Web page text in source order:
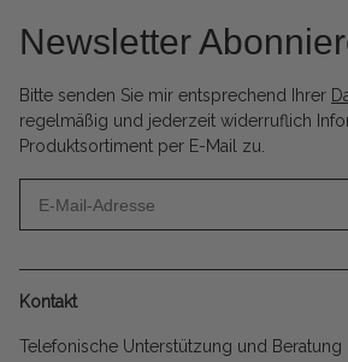
Newsletter
Bitte senden Sie mir entsprechend Ihrer
regelmäßig und jederzeit widerruflich
Produktsortiment per E-Mail zu.
Kontakt
Telefonische Unterstützung und Beratung